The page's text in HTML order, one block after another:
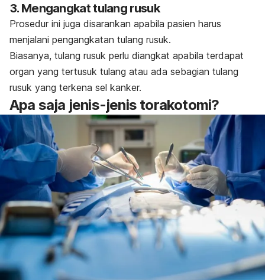
3. Mengangkat tulang rusuk
Prosedur ini juga disarankan apabila pasien harus
menjalani pengangkatan tulang rusuk.
Biasanya, tulang rusuk perlu diangkat apabila terdapat
organ yang tertusuk tulang atau ada sebagian tulang
rusuk yang terkena sel kanker.
Apa saja jenis-jenis torakotomi?